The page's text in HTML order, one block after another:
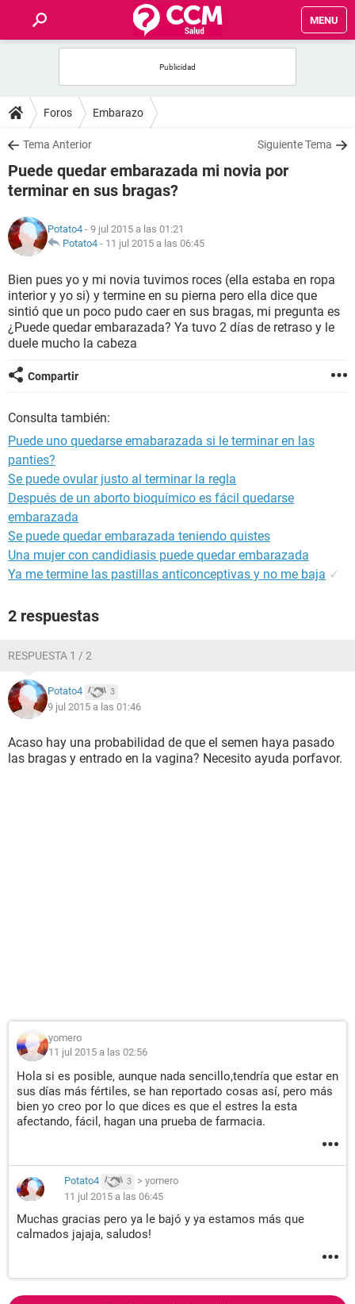
MENU
FOROS
SALUD
FAMILIA
NUTRICIÓN
SEXUALIDAD
GLOSARIO
Foros Embarazo
Tema Anterior Siguiente Tema
Puede quedar embarazada mi novia por
terminar en sus bragas?
Potato4 - 9 jul 2015 a las 01:21
Potato4 - 11 jul 2015 a las 06:45
Bien pues yo y mi novia tuvimos roces (ella estaba en ropa
interior y yo si) y termine en su pierna pero ella dice que
sintió que un poco pudo caer en sus bragas, mi pregunta es
¿Puede quedar embarazada? Ya tuvo 2 días de retraso y le
duele mucho la cabeza
Compartir
Consulta también:
Puede uno quedarse emabarazada si le terminar en las
panties?
Se puede ovular justo al terminar la regla
Después de un aborto bioquímico es fácil quedarse
embarazada
Se puede quedar embarazada teniendo quistes
Una mujer con candidiasis puede quedar embarazada
Ya me termine las pastillas anticonceptivas y no me baja ✓
2 respuestas
RESPUESTA 1 / 2
Potato4 3
9 jul 2015 a las 01:46
Acaso hay una probabilidad de que el semen haya pasado
las bragas y entrado en la vagina? Necesito ayuda porfavor.
yomero
11 jul 2015 a las 02:56
Hola si es posible, aunque nada sencillo,tendría que estar en
sus días más fértiles, se han reportado cosas así, pero más
bien yo creo por lo que dices es que el estres la esta
afectando, fácil, hagan una prueba de farmacia.
Potato4 3 > yomero
11 jul 2015 a las 06:45
Muchas gracias pero ya le bajó y ya estamos más que
calmados jajaja, saludos!